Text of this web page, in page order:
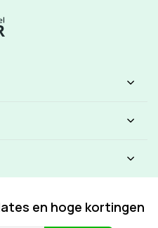
en hoge kortingen